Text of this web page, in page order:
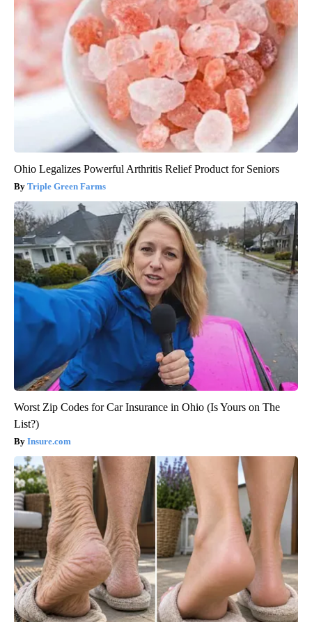
Ohio Legalizes Powerful Arthritis Relief Product for Seniors
Triple Green Farms
Worst Zip Codes for Car Insurance in Ohio (Is Yours on The
List?)
Insure.com